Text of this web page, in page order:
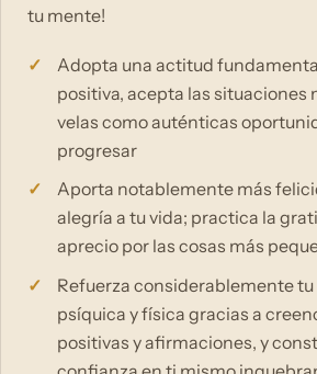
tu mente!
Adopta una actitud
positiva, acepta las situaciones
velas como auténticas
progresar
Aporta notablemente más
alegría a tu vida; practica la
aprecio por las cosas más
Refuerza considerablemente tu
psíquica y física gracias a
positivas y afirmaciones, y